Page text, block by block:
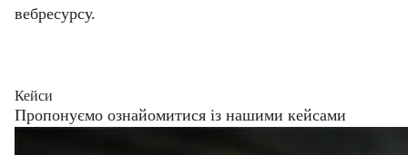
вебресурсу.
Кейси
Пропонуємо ознайомитися із нашими кейсами